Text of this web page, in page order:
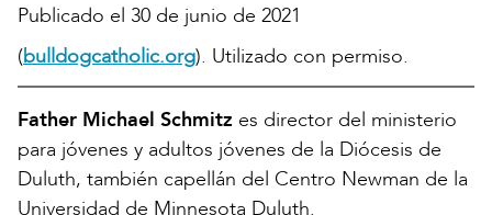
Publicado el 30 de junio de 2021
(bulldogcatholic.org). Utilizado con permiso.
Father Michael Schmitz es director del ministerio
para jóvenes y adultos jóvenes de la Diócesis de
Duluth, también capellán del Centro Newman de la
Universidad de Minnesota Duluth.